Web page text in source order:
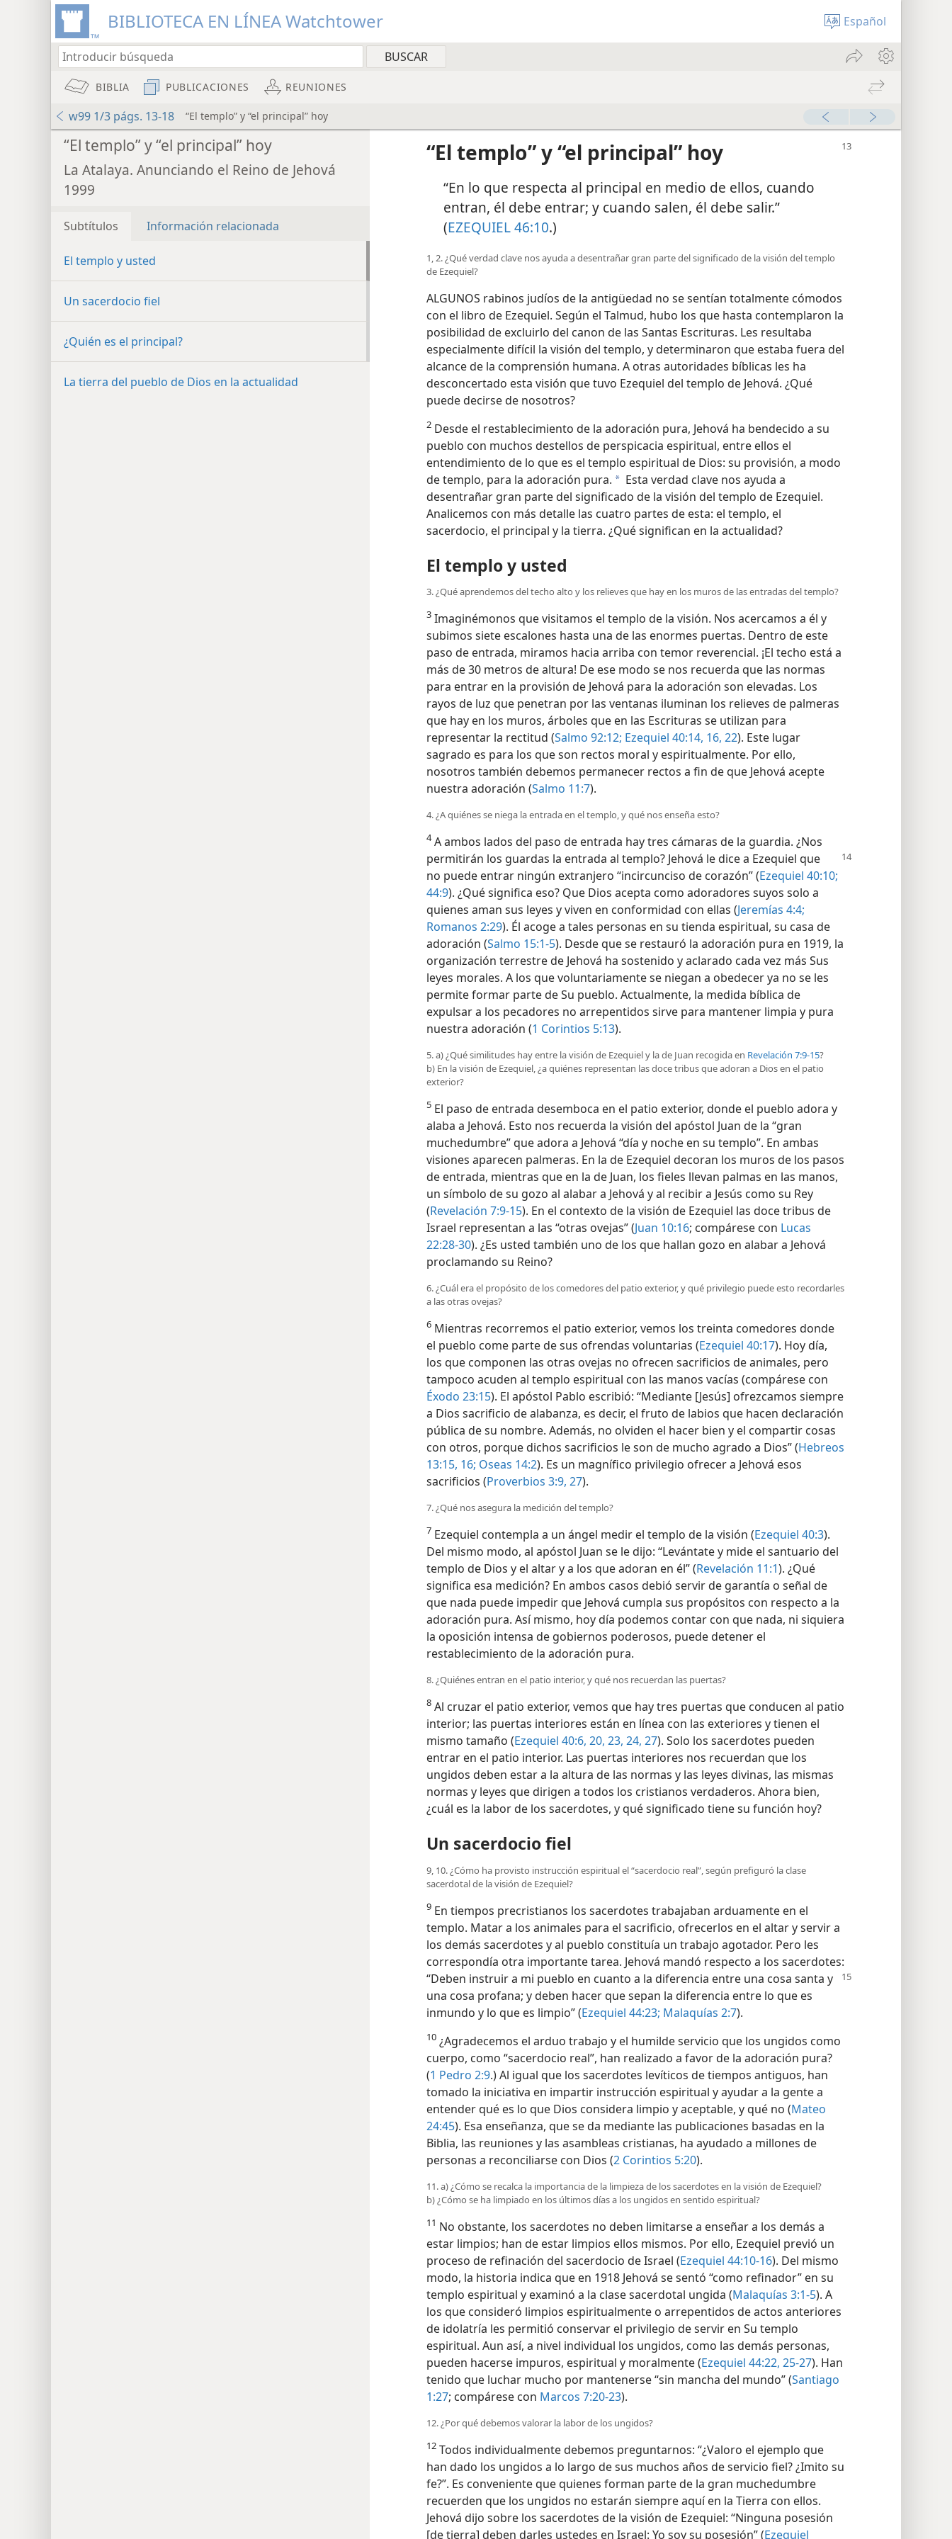
BIBLIOTECA EN LÍNEA Watchtower Español
BIBLIA PUBLICACIONES REUNIONES
w99 1/3 págs. 13-18 “El templo” y “el principal” hoy
“El templo” y “el principal” hoy
La Atalaya. Anunciando el Reino de Jehová
1999
Subtítulos Información relacionada
El templo y usted
Un sacerdocio fiel
¿Quién es el principal?
La tierra del pueblo de Dios en la actualidad
“El templo” y “el principal” hoy
“En lo que respecta al principal en medio de ellos, cuando
entran, él debe entrar; y cuando salen, él debe salir.”
(EZEQUIEL 46:10.)
1, 2. ¿Qué verdad clave nos ayuda a desentrañar gran parte del significado de la visión del templo
de Ezequiel?
ALGUNOS rabinos judíos de la antigüedad no se sentían totalmente cómodos
con el libro de Ezequiel. Según el Talmud, hubo los que hasta contemplaron la
posibilidad de excluirlo del canon de las Santas Escrituras. Les resultaba
especialmente difícil la visión del templo, y determinaron que estaba fuera del
alcance de la comprensión humana. A otras autoridades bíblicas les ha
desconcertado esta visión que tuvo Ezequiel del templo de Jehová. ¿Qué
puede decirse de nosotros?
2 Desde el restablecimiento de la adoración pura, Jehová ha bendecido a su
pueblo con muchos destellos de perspicacia espiritual, entre ellos el
entendimiento de lo que es el templo espiritual de Dios: su provisión, a modo
de templo, para la adoración pura. a Esta verdad clave nos ayuda a
desentrañar gran parte del significado de la visión del templo de Ezequiel.
Analicemos con más detalle las cuatro partes de esta: el templo, el
sacerdocio, el principal y la tierra. ¿Qué significan en la actualidad?
El templo y usted
3. ¿Qué aprendemos del techo alto y los relieves que hay en los muros de las entradas del templo?
3 Imaginémonos que visitamos el templo de la visión. Nos acercamos a él y
subimos siete escalones hasta una de las enormes puertas. Dentro de este
paso de entrada, miramos hacia arriba con temor reverencial. ¡El techo está a
más de 30 metros de altura! De ese modo se nos recuerda que las normas
para entrar en la provisión de Jehová para la adoración son elevadas. Los
rayos de luz que penetran por las ventanas iluminan los relieves de palmeras
que hay en los muros, árboles que en las Escrituras se utilizan para
representar la rectitud (Salmo 92:12; Ezequiel 40:14, 16, 22). Este lugar
sagrado es para los que son rectos moral y espiritualmente. Por ello,
nosotros también debemos permanecer rectos a fin de que Jehová acepte
nuestra adoración (Salmo 11:7).
4. ¿A quiénes se niega la entrada en el templo, y qué nos enseña esto?
4A ambos lados del paso de entrada hay tres cámaras de la guardia. ¿Nos
permitirán los guardas la entrada al templo? Jehová le dice a Ezequiel que
no puede entrar ningún extranjero “incircunciso de corazón” (Ezequiel 40:10;
44:9). ¿Qué significa eso? Que Dios acepta como adoradores suyos solo a
quienes aman sus leyes y viven en conformidad con ellas (Jeremías 4:4;
Romanos 2:29). Él acoge a tales personas en su tienda espiritual, su casa de
adoración (Salmo 15:1-5). Desde que se restauró la adoración pura en 1919, la
organización terrestre de Jehová ha sostenido y aclarado cada vez más Sus
leyes morales. A los que voluntariamente se niegan a obedecer ya no se les
permite formar parte de Su pueblo. Actualmente, la medida bíblica de
expulsar a los pecadores no arrepentidos sirve para mantener limpia y pura
nuestra adoración (1 Corintios 5:13).
5. a) ¿Qué similitudes hay entre la visión de Ezequiel y la de Juan recogida en Revelación 7:9-15?
b) En la visión de Ezequiel, ¿a quiénes representan las doce tribus que adoran a Dios en el patio
exterior?
5 El paso de entrada desemboca en el patio exterior, donde el pueblo adora y
alaba a Jehová. Esto nos recuerda la visión del apóstol Juan de la “gran
muchedumbre” que adora a Jehová “día y noche en su templo”. En ambas
visiones aparecen palmeras. En la de Ezequiel decoran los muros de los pasos
de entrada, mientras que en la de Juan, los fieles llevan palmas en las manos,
un símbolo de su gozo al alabar a Jehová y al recibir a Jesús como su Rey
(Revelación 7:9-15). En el contexto de la visión de Ezequiel las doce tribus de
Israel representan a las “otras ovejas” (Juan 10:16; compárese con Lucas
22:28-30). ¿Es usted también uno de los que hallan gozo en alabar a Jehová
proclamando su Reino?
6. ¿Cuál era el propósito de los comedores del patio exterior, y qué privilegio puede esto recordarles
a las otras ovejas?
6 Mientras recorremos el patio exterior, vemos los treinta comedores donde
el pueblo come parte de sus ofrendas voluntarias (Ezequiel 40:17). Hoy día,
los que componen las otras ovejas no ofrecen sacrificios de animales, pero
tampoco acuden al templo espiritual con las manos vacías (compárese con
Éxodo 23:15). El apóstol Pablo escribió: “Mediante [Jesús] ofrezcamos siempre
a Dios sacrificio de alabanza, es decir, el fruto de labios que hacen declaración
pública de su nombre. Además, no olviden el hacer bien y el compartir cosas
con otros, porque dichos sacrificios le son de mucho agrado a Dios” (Hebreos
13:15, 16; Oseas 14:2). Es un magnífico privilegio ofrecer a Jehová esos
sacrificios (Proverbios 3:9, 27).
7. ¿Qué nos asegura la medición del templo?
7 Ezequiel contempla a un ángel medir el templo de la visión (Ezequiel 40:3).
Del mismo modo, al apóstol Juan se le dijo: “Levántate y mide el santuario del
templo de Dios y el altar y a los que adoran en él” (Revelación 11:1). ¿Qué
significa esa medición? En ambos casos debió servir de garantía o señal de
que nada puede impedir que Jehová cumpla sus propósitos con respecto a la
adoración pura. Así mismo, hoy día podemos contar con que nada, ni siquiera
la oposición intensa de gobiernos poderosos, puede detener el
restablecimiento de la adoración pura.
8. ¿Quiénes entran en el patio interior, y qué nos recuerdan las puertas?
8 Al cruzar el patio exterior, vemos que hay tres puertas que conducen al patio
interior; las puertas interiores están en línea con las exteriores y tienen el
mismo tamaño (Ezequiel 40:6, 20, 23, 24, 27). Solo los sacerdotes pueden
entrar en el patio interior. Las puertas interiores nos recuerdan que los
ungidos deben estar a la altura de las normas y las leyes divinas, las mismas
normas y leyes que dirigen a todos los cristianos verdaderos. Ahora bien,
¿cuál es la labor de los sacerdotes, y qué significado tiene su función hoy?
Un sacerdocio fiel
9, 10. ¿Cómo ha provisto instrucción espiritual el “sacerdocio real”, según prefiguró la clase
sacerdotal de la visión de Ezequiel?
9 En tiempos precristianos los sacerdotes trabajaban arduamente en el
templo. Matar a los animales para el sacrificio, ofrecerlos en el altar y servir a
los demás sacerdotes y al pueblo constituía un trabajo agotador. Pero les
correspondía otra importante tarea. Jehová mandó respecto a los sacerdotes:
“Deben instruir a mi pueblo en cuanto a la diferencia entre una cosa santa y
una cosa profana; y deben hacer que sepan la diferencia entre lo que es
inmundo y lo que es limpio” (Ezequiel 44:23; Malaquías 2:7).
10 ¿Agradecemos el arduo trabajo y el humilde servicio que los ungidos como
cuerpo, como “sacerdocio real”, han realizado a favor de la adoración pura?
(1 Pedro 2:9.) Al igual que los sacerdotes levíticos de tiempos antiguos, han
tomado la iniciativa en impartir instrucción espiritual y ayudar a la gente a
entender qué es lo que Dios considera limpio y aceptable, y qué no (Mateo
24:45). Esa enseñanza, que se da mediante las publicaciones basadas en la
Biblia, las reuniones y las asambleas cristianas, ha ayudado a millones de
personas a reconciliarse con Dios (2 Corintios 5:20).
11. a) ¿Cómo se recalca la importancia de la limpieza de los sacerdotes en la visión de Ezequiel?
b) ¿Cómo se ha limpiado en los últimos días a los ungidos en sentido espiritual?
11 No obstante, los sacerdotes no deben limitarse a enseñar a los demás a
estar limpios; han de estar limpios ellos mismos. Por ello, Ezequiel previó un
proceso de refinación del sacerdocio de Israel (Ezequiel 44:10-16). Del mismo
modo, la historia indica que en 1918 Jehová se sentó “como refinador” en su
templo espiritual y examinó a la clase sacerdotal ungida (Malaquías 3:1-5). A
los que consideró limpios espiritualmente o arrepentidos de actos anteriores
de idolatría les permitió conservar el privilegio de servir en Su templo
espiritual. Aun así, a nivel individual los ungidos, como las demás personas,
pueden hacerse impuros, espiritual y moralmente (Ezequiel 44:22, 25-27). Han
tenido que luchar mucho por mantenerse “sin mancha del mundo” (Santiago
1:27; compárese con Marcos 7:20-23).
12. ¿Por qué debemos valorar la labor de los ungidos?
12 Todos individualmente debemos preguntarnos: “¿Valoro el ejemplo que
han dado los ungidos a lo largo de sus muchos años de servicio fiel? ¿Imito su
fe?”. Es conveniente que quienes forman parte de la gran muchedumbre
recuerden que los ungidos no estarán siempre aquí en la Tierra con ellos.
Jehová dijo sobre los sacerdotes de la visión de Ezequiel: “Ninguna posesión
[de tierra] deben darles ustedes en Israel: Yo soy su posesión” (Ezequiel